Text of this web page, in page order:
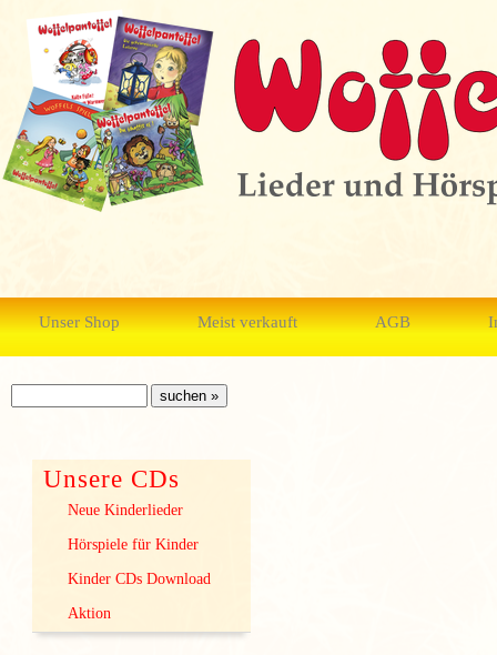
Unser Shop Meist verkauft AGB
Unsere CDs
Neue Kinderlieder
Hörspiele für Kinder
Kinder CDs Download
Aktion